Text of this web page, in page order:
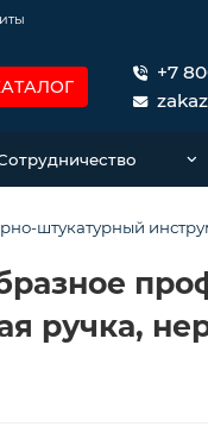
+7
штукатурный
ручка,